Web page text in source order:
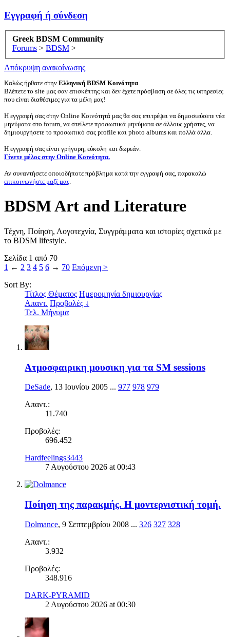
Εγγραφή ή σύνδεση
Greek BDSM Community
Forums > BDSM >
Απόκρυψη ανακοίνωσης
Καλώς ήρθατε στην Ελληνική BDSM Κοινότητα.
Βλέπετε το site μας σαν επισκέπτης και δεν έχετε πρόσβαση σε όλες τις υπηρεσίες
που είναι διαθέσιμες για τα μέλη μας!
Η εγγραφή σας στην Online Κοινότητά μας θα σας επιτρέψει να δημοσιεύσετε νέα
μηνύματα στο forum, να στείλετε προσωπικά μηνύματα σε άλλους χρήστες, να
δημιουργήσετε το προσωπικό σας profile και photo albums και πολλά άλλα.
Η εγγραφή σας είναι γρήγορη, εύκολη και δωρεάν.
Γίνετε μέλος στην Online Κοινότητα.
Αν συναντήσετε οποιοδήποτε πρόβλημα κατά την εγγραφή σας, παρακαλώ
επικοινωνήστε μαζί μας.
BDSM Art and Literature
Τέχνη, Ποίηση, Λογοτεχνία, Συγγράμματα και ιστορίες σχετικά με
το BDSM lifestyle.
Σελίδα 1 από 70
1 ← 2 3 4 5 6 → 70 Επόμενη >
Sort By:
Τίτλος Θέματος Ημερομηνία δημιουργίας
Απαντ. Προβολές ↓
Τελ. Μήνυμα
Ατμοσφαιρικη μουσικη για τα SM sessions
DeSade, 13 Ιουνίου 2005 ... 977 978 979
Απαντ.:
11.740
Προβολές:
696.452
Hardfeelings3443
7 Αυγούστου 2026 at 00:43
Ποίηση της παρακμής. Η μοντερνιστική τομή.
Dolmance, 9 Σεπτεμβρίου 2008 ... 326 327 328
Απαντ.:
3.932
Προβολές:
348.916
DARK-PYRAMID
2 Αυγούστου 2026 at 00:30